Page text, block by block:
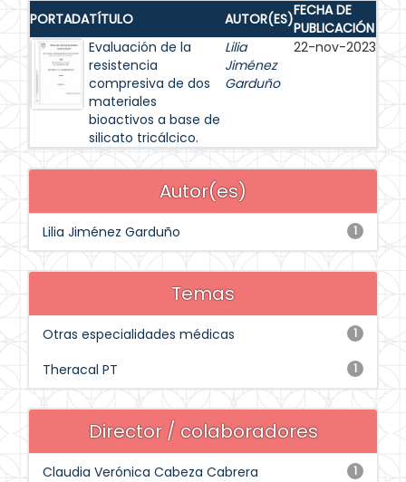
PORTADATÍTULO AUTOR(ES)FECHA DE
PUBLICACIÓN
Evaluación de la
resistencia
compresiva de dos
materiales
bioactivos a base de
silicato tricálcico.
Lilia
Jiménez
Garduño
22-nov-2023
Autor(es)
1
Lilia Jiménez Garduño
Temas
1
Otras especialidades médicas
1
Theracal PT
Director / colaboradores
1
Claudia Verónica Cabeza Cabrera